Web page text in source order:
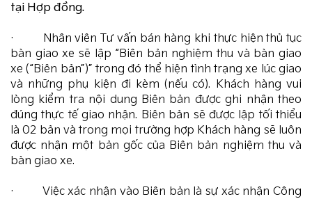
tại Hợp đồng.
· Nhân viên Tư vấn bán hàng khi thực hiện thủ tục
bàn giao xe sẽ lập “Biên bản nghiệm thu và bàn giao
xe (“Biên bản”)” trong đó thể hiện tình trạng xe lúc giao
và những phụ kiện đi kèm (nếu có). Khách hàng vui
lòng kiểm tra nội dung Biên bản được ghi nhận theo
đúng thực tế giao nhận. Biên bản sẽ được lập tối thiểu
là 02 bản và trong mọi trường hợp Khách hàng sẽ luôn
được nhận một bản gốc của Biên bản nghiệm thu và
bàn giao xe.
· Việc xác nhận vào Biên bản là sự xác nhận Công